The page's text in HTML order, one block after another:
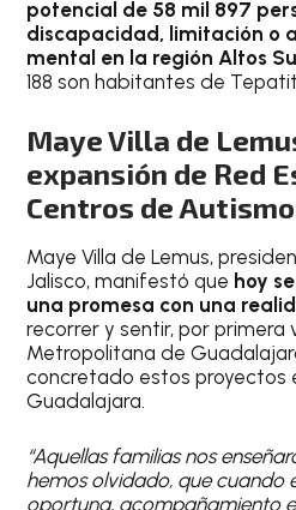
potencial de 58 mil 897
discapacidad, limitación o
mental en la región Altos
188 son habitantes de
Maye Villa de
expansión de Red
Centros de Autismo
Maye Villa de Lemus,
Jalisco, manifestó que hoy
una promesa con una
recorrer y sentir, por primera
Metropolitana de
concretado estos proyectos
Guadalajara.
“Aquellas familias nos
hemos olvidado, que cuando
oportuna, acompañamiento